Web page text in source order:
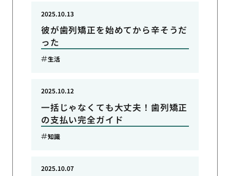
彼が歯列矯正を始めてから辛そうだ
った
2025.10.13
生活
一括じゃなくても大丈夫！歯列矯正
の支払い完全ガイド
2025.10.12
知識
2025.10.07